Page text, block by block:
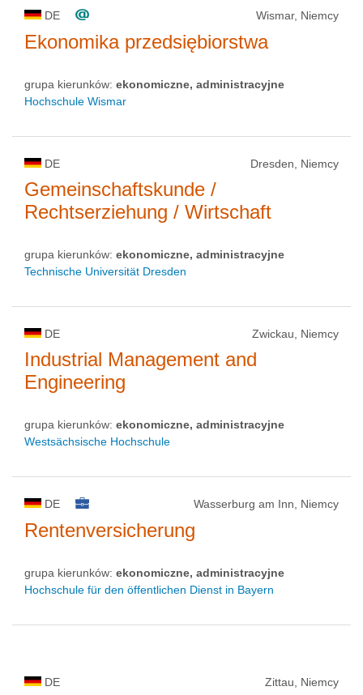
DE Wismar, Niemcy
Ekonomika przedsiębiorstwa
grupa kierunków: ekonomiczne, administracyjne
Hochschule Wismar
DE Dresden, Niemcy
Gemeinschaftskunde /
Rechtserziehung / Wirtschaft
grupa kierunków: ekonomiczne, administracyjne
Technische Universität Dresden
DE Zwickau, Niemcy
Industrial Management and
Engineering
grupa kierunków: ekonomiczne, administracyjne
Westsächsische Hochschule
DE Wasserburg am Inn, Niemcy
Rentenversicherung
grupa kierunków: ekonomiczne, administracyjne
Hochschule für den öffentlichen Dienst in Bayern
DE Zittau, Niemcy